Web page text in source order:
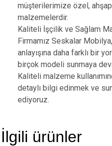
müşterilerimize özel,
malzemelerdir.
Kaliteli İşçilik ve Sağlam
Firmamız Seskalar
anlayışına daha farklı bir
birçok modeli sunmaya
Kaliteli malzeme
detaylı bilgi edinmek ve
ediyoruz.
İlgili ürünler